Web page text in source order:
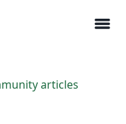
menu
articles